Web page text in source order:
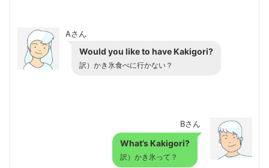
Aさん
Would you like to have Kakigori?
訳）かき氷食べに行かない？
Bさん
What’s Kakigori?
訳）かき氷って？